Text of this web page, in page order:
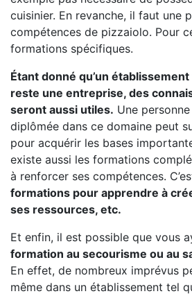
cuisinier. En revanche, il faut une
compétences de pizzaiolo. Pour
formations spécifiques.
Étant donné qu’un
reste une entreprise, des
seront aussi utiles. Une
diplômée dans ce domaine peut
pour acquérir les bases
existe aussi les formations
à renforcer ses compétences.
formations pour apprendre à
ses ressources, etc.
Et enfin, il est possible que vous
formation au secourisme ou au
En effet, de nombreux imprévus
même dans un établissement tel